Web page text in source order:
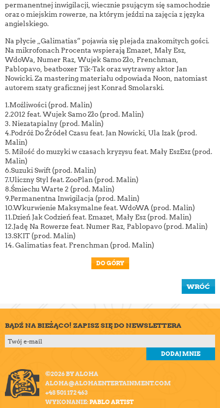
permanentnej inwigilacji, wiecznie psującym się samochodzie
oraz o miejskim rowerze, na którym jeździ na zajęcia z języka
angielskiego.
Na płycie „Galimatias” pojawia się plejada znakomitych gości.
Na mikrofonach Procenta wspierają Emazet, Mały Esz,
WdoWa, Numer Raz, Wujek Samo Zło, Frenchman,
Pablopavo, beatboxer Tik-Tak oraz wytrawny aktor Jan
Nowicki. Za mastering materiału odpowiada Noon, natomiast
autorem szaty graficznej jest Konrad Smolarski.
1.Możliwości (prod. Malin)
2.2012 feat. Wujek Samo Zło (prod. Malin)
3. Niezatapialny (prod. Malin)
4.Podróż Do Źródeł Czasu feat. Jan Nowicki, Ula Izak (prod.
Malin)
5. Miłość do muzyki w czasach kryzysu feat. Mały EszEsz (prod.
Malin)
6.Suzuki Swift (prod. Malin)
7.Uliczny Styl feat. ZooPlan (prod. Malin)
8.Śmiechu Warte 2 (prod. Malin)
9.Permanentna Inwigilacja (prod. Malin)
10.Wkurwienie Maksymalne feat. WdoWA (prod. Malin)
11.Dzień Jak Codzień feat. Emazet, Mały Esz (prod. Malin)
12.Jadę Na Rowerze feat. Numer Raz, Pablopavo (prod. Malin)
13.SKIT (prod. Malin)
14. Galimatias feat. Frenchman (prod. Malin)
DO GÓRY
WRÓĆ
BĄDŹ NA BIEŻĄCO! ZAPISZ SIĘ DO NEWSLETTERA
©2026 BY ALOHA
ALOHA@ALOHAENTERTAINMENT.COM
+48 501 172 463
WYKONANIE:PABLO ARTIST